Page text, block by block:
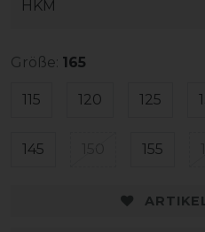
HKM
Größe: 165
115 120 125
145 155